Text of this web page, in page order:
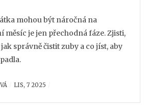
mohou být náročná na
měsíc je jen přechodná fáze. Zjisti,
správně čistit zuby a co jíst, aby
LIS, 7 2025